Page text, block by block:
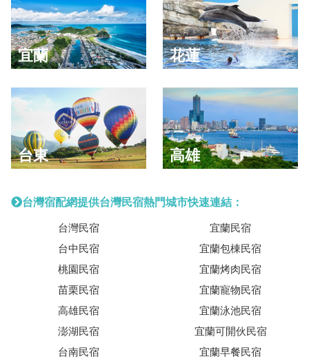
宜蘭 花蓮
台東 高雄
台灣宿配網提供台灣民宿熱門城市快速連結：
台灣民宿
台中民宿
桃園民宿
苗栗民宿
高雄民宿
澎湖民宿
台南民宿
宜蘭民宿
宜蘭包棟民宿
宜蘭烤肉民宿
宜蘭寵物民宿
宜蘭泳池民宿
宜蘭可開伙民宿
宜蘭早餐民宿